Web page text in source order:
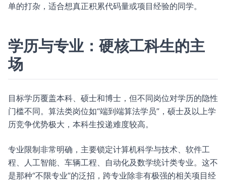
单的打杂，适合想真正积累代码量或项目经验的同学。
学历与专业：硬核工科生的主
场
目标学历覆盖本科、硕士和博士，但不同岗位对学历的隐性
门槛不同。算法类岗位如“端到端算法学员”，硕士及以上学
历竞争优势极大，本科生投递难度较高。
专业限制非常明确，主要锁定计算机科学与技术、软件工
程、人工智能、车辆工程、自动化及数学统计类专业。这不
是那种“不限专业”的泛招，跨专业除非有极强的相关项目经